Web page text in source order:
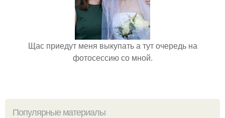
Щас приедут меня выкупать а тут очередь на
фотосессию со мной.
Популярные материалы